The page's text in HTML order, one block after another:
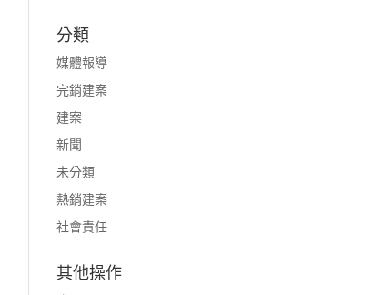
分類
媒體報導
完銷建案
建案
新聞
未分類
熱銷建案
社會責任
其他操作